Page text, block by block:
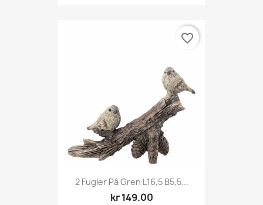
2 Fugler På Gren L16,5 B5,5...
kr 149.00
favorite_border